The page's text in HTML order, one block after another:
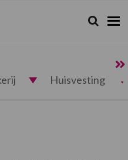
Zoeken...
Zoek
Huisvesting